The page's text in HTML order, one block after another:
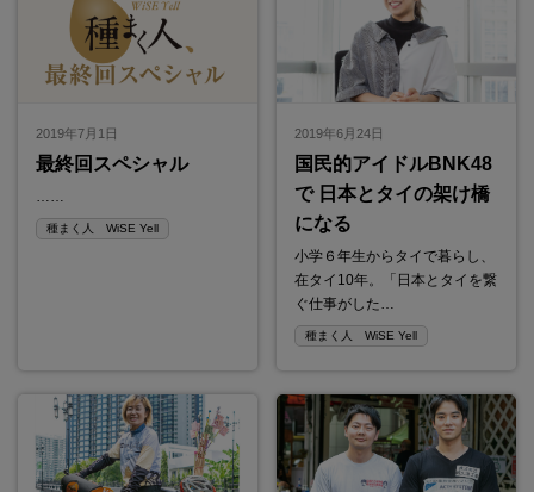
2019年7月1日
最終回スペシャル
……
種まく人 WiSE Yell
2019年6月24日
国民的アイドルBNK48
で 日本とタイの架け橋
になる
小学６年生からタイで暮らし、
在タイ10年。「日本とタイを繋
ぐ仕事がした…
種まく人 WiSE Yell